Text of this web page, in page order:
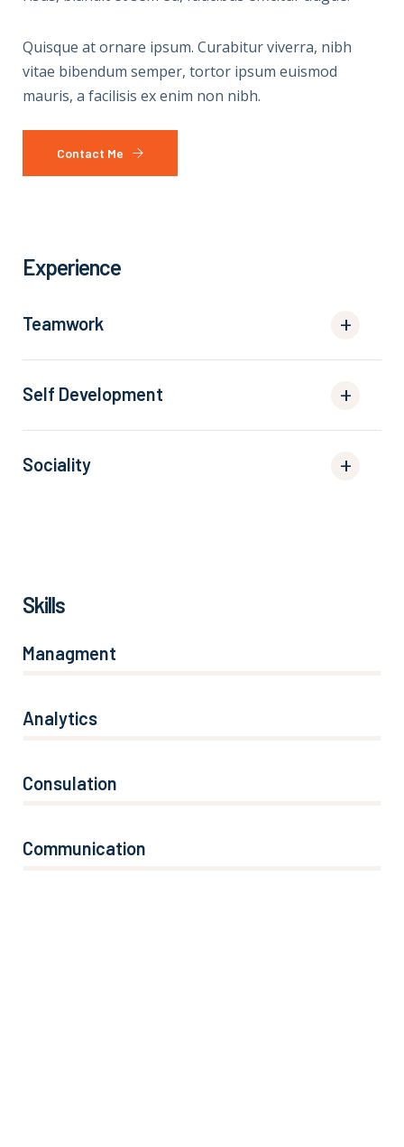
Quisque at ornare ipsum. Curabitur viverra, nibh
vitae bibendum semper, tortor ipsum euismod
mauris, a facilisis ex enim non nibh.
Contact Me
Experience
Teamwork
Self Development
Sociality
Skills
Managment
Analytics
Consulation
Communication